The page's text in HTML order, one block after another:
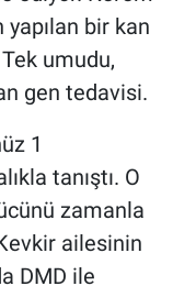
yapılan bir kan
umudu,
gen tedavisi.
1
tanıştı. O
zamanla
ailesinin
DMD ile